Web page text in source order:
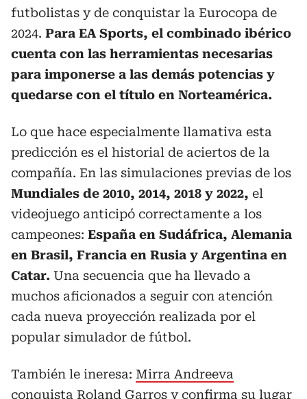
futbolistas y de conquistar la Eurocopa de
2024. Para EA Sports, el combinado ibérico
cuenta con las herramientas necesarias
para imponerse a las demás potencias y
quedarse con el título en Norteamérica.
Lo que hace especialmente llamativa esta
predicción es el historial de aciertos de la
compañía. En las simulaciones previas de los
Mundiales de 2010, 2014, 2018 y 2022, el
videojuego anticipó correctamente a los
campeones: España en Sudáfrica, Alemania
en Brasil, Francia en Rusia y Argentina en
Catar. Una secuencia que ha llevado a
muchos aficionados a seguir con atención
cada nueva proyección realizada por el
popular simulador de fútbol.
También le ineresa: Mirra Andreeva
conquista Roland Garros y confirma su lugar